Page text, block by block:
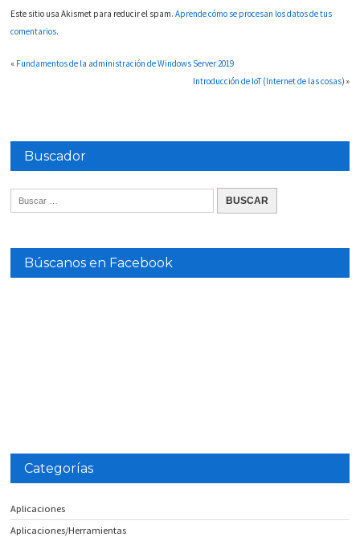
Este sitio usa Akismet para reducir el spam.Aprende cómo se procesan los datos de tus
comentarios.
« Fundamentos de la administración de Windows Server 2019
Introducción de IoT (Internet de las cosas) »
Buscador
Búscanos en Facebook
Categorías
Aplicaciones
Aplicaciones/Herramientas